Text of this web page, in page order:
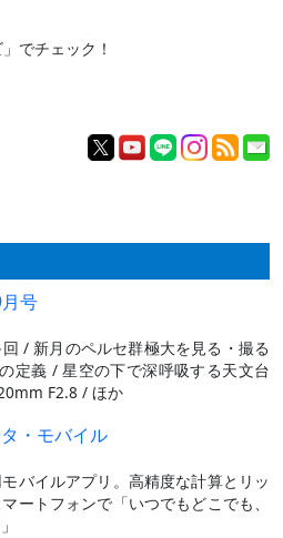
でチェック！
号
回 / 新月のペルセ群極大を見る・撮る
定義 / 星空の下で深呼吸する天文台
F2.8 / ほか
・モバイル
バイルアプリ。高精度な計算とリッ
ートフォンで「いつでもどこでも、